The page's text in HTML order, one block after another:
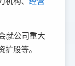
就公司重大
扩股等。